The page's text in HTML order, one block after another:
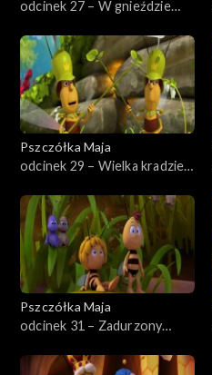
odcinek 27 – W gnieździe
Pszczółka Maja
odcinek 29 – Wielka kradzież
Pszczółka Maja
odcinek 31 – Zadurzony